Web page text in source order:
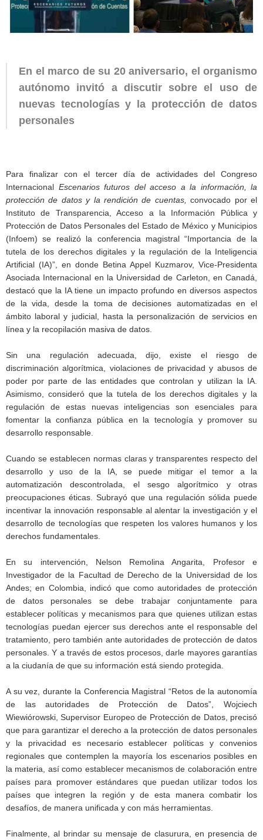
En el marco de su 20 aniversario, el organismo
autónomo invitó a discutir sobre el uso de
nuevas tecnologías y la protección de datos
personales
Para finalizar con el tercer día de actividades del Congreso
Internacional Escenarios futuros del acceso a la información, la
protección de datos y la rendición de cuentas,convocado por el
Instituto de Transparencia, Acceso a la Información Pública y
Protección de Datos Personales del Estado de México y Municipios
(Infoem) se realizó la conferencia magistral “Importancia de la
tutela de los derechos digitales y la regulación de la Inteligencia
Artificial (IA)”, en donde Betina Appel Kuzmarov, Vice-Presidenta
Asociada Internacional en la Universidad de Carleton, en Canadá,
destacó que la IA tiene un impacto profundo en diversos aspectos
de la vida, desde la toma de decisiones automatizadas en el
ámbito laboral y judicial, hasta la personalización de servicios en
línea y la recopilación masiva de datos.
Sin una regulación adecuada, dijo, existe el riesgo de
discriminación algorítmica, violaciones de privacidad y abusos de
poder por parte de las entidades que controlan y utilizan la IA.
Asimismo, consideró que la tutela de los derechos digitales y la
regulación de estas nuevas inteligencias son esenciales para
fomentar la confianza pública en la tecnología y promover su
desarrollo responsable.
Cuando se establecen normas claras y transparentes respecto del
desarrollo y uso de la IA, se puede mitigar el temor a la
automatización descontrolada, el sesgo algorítmico y otras
preocupaciones éticas. Subrayó que una regulación sólida puede
incentivar la innovación responsable al alentar la investigación y el
desarrollo de tecnologías que respeten los valores humanos y los
derechos fundamentales.
En su intervención, Nelson Remolina Angarita, Profesor e
Investigador de la Facultad de Derecho de la Universidad de los
Andes; en Colombia, indicó que como autoridades de protección
de datos personales se debe trabajar conjuntamente para
establecer políticas y mecanismos para que quienes utilizan estas
tecnologías puedan ejercer sus derechos ante el responsable del
tratamiento, pero también ante autoridades de protección de datos
personales. Y a través de estos procesos, darle mayores garantías
a la ciudanía de que su información está siendo protegida.
A su vez, durante la Conferencia Magistral “Retos de la autonomía
de las autoridades de Protección de Datos”, Wojciech
Wiewiórowski, Supervisor Europeo de Protección de Datos, precisó
que para garantizar el derecho a la protección de datos personales
y la privacidad es necesario establecer políticas y convenios
regionales que contemplen la mayoría los escenarios posibles en
la materia, así como establecer mecanismos de colaboración entre
países para promover estándares que puedan utilizar todos los
países que integren la región y de esta manera combatir los
desafíos, de manera unificada y con más herramientas.
Finalmente, al brindar su mensaje de clasurura, en presencia de